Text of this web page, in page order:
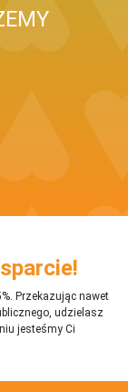
Przekazując nawet
udzielasz
jesteśmy Ci